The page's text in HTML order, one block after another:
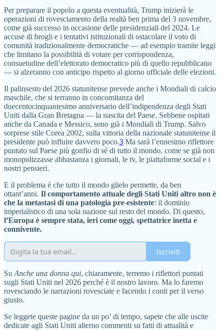
Per preparare il popolo a questa eventualità, Trump inizierà le
operazioni di rovesciamento della realtà ben prima del 3 novembre,
come già successo in occasione delle presidenziali del 2024. Le
accuse di brogli e i tentativi istituzionali di ostacolare il voto di
comunità tradizionalmente democratiche — ad esempio tramite leggi
che limitano la possibilità di votare per corrispondenza,
consuetudine dell’elettorato democratico più di quello repubblicano
— si alzeranno con anticipo rispetto al giorno ufficiale delle elezioni.
Il palinsesto del 2026 statunitense prevede anche i Mondiali di calcio
maschile, che si terranno in concomitanza del
duecentocinquantesimo anniversario dell’indipendenza degli Stati
Uniti dalla Gran Bretagna — la nascita del Paese. Sebbene ospitati
anche da Canada e Messico, sono già i Mondiali di Trump. Salvo
sorprese stile Corea 2002, sulla vittoria della nazionale statunitense il
presidente può influire davvero poco.3 Ma sarà l’ennesimo riflettore
puntato sul Paese più gonfio di sé di tutto il mondo, come se già non
monopolizzasse abbastanza i giornali, le tv, le piattaforme social e i
nostri pensieri.
E il problema è che tutto il mondo glielo permette, da ben
ottant’anni. Il comportamento attuale degli Stati Uniti altro non è
che la metastasi di una patologia pre-esistente: il dominio
imperialistico di una sola nazione sul resto del mondo. Di questo,
l’Europa è sempre stata, ieri come oggi, spettatrice inetta e
connivente.
Iscriviti
SuAnche una donna qui, chiaramente, terremo i riflettori puntati
sugli Stati Uniti nel 2026 perché è il nostro lavoro. Ma lo faremo
rovesciando le narrazioni rovesciate e facendo i conti per il verso
giusto.
Se leggete queste pagine da un po’ di tempo, sapete che alle uscite
dedicate agli Stati Uniti alterno commenti su fatti di attualità e